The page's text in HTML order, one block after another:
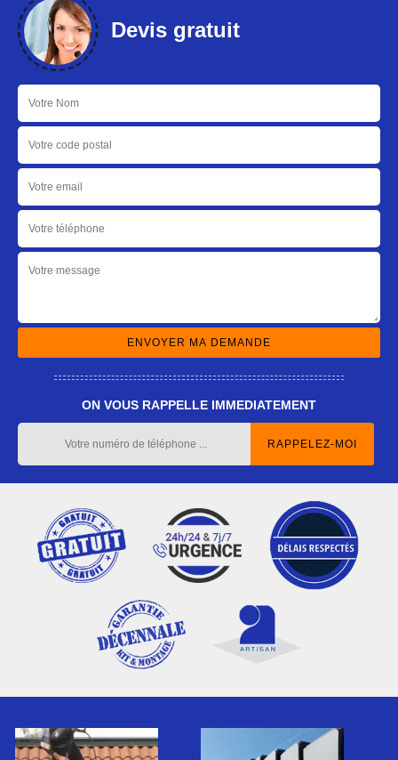
Devis gratuit
ON VOUS RAPPELLE IMMEDIATEMENT